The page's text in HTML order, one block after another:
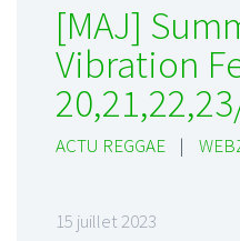
[MAJ]
Vibration
ACTU REGGAE |
15 juillet 2023